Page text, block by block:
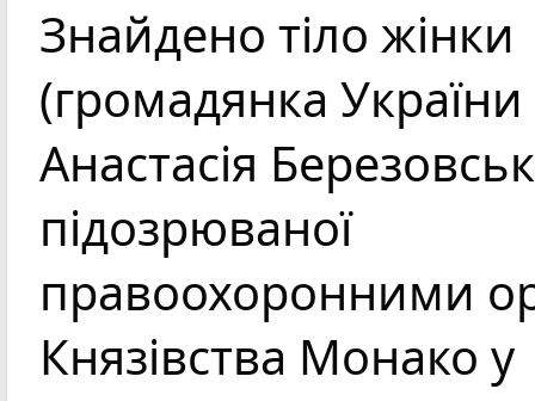
Знайдено тіло жінки
(громадянка України
Анастасія
підозрюваної
правоохоронними
Князівства Монако у